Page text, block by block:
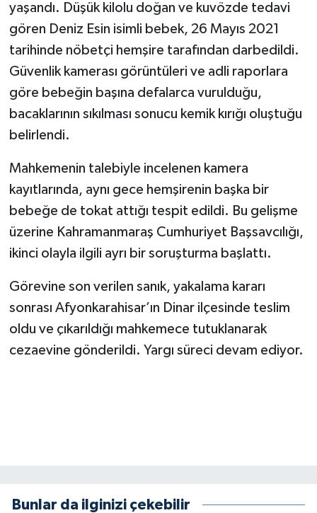
yaşandı. Düşük kilolu doğan ve kuvözde tedavi
gören Deniz Esin isimli bebek, 26 Mayıs 2021
tarihinde nöbetçi hemşire tarafından darbedildi.
Güvenlik kamerası görüntüleri ve adli raporlara
göre bebeğin başına defalarca vurulduğu,
bacaklarının sıkılması sonucu kemik kırığı oluştuğu
belirlendi.
Mahkemenin talebiyle incelenen kamera
kayıtlarında, aynı gece hemşirenin başka bir
bebeğe de tokat attığı tespit edildi. Bu gelişme
üzerine Kahramanmaraş Cumhuriyet Başsavcılığı,
ikinci olayla ilgili ayrı bir soruşturma başlattı.
Görevine son verilen sanık, yakalama kararı
sonrası Afyonkarahisar’ın Dinar ilçesinde teslim
oldu ve çıkarıldığı mahkemece tutuklanarak
cezaevine gönderildi. Yargı süreci devam ediyor.
Bunlar da ilginizi çekebilir
Yemek
SİVİL TOPLUM
SEÇİM 2014
KİM KİMDİR
KİTAP
HEDEF2020
MİZAH
TARİH